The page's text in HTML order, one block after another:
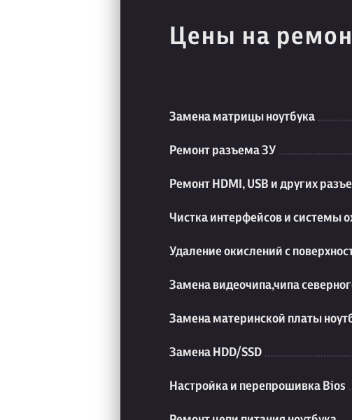
Цены на
Замена матрицы ноутбука
Ремонт разъема ЗУ
Ремонт HDMI, USB и других
Чистка интерфейсов и системы
Удаление окислений с
Замена видеочипа,чипа
Замена материнской платы
Замена HDD/SSD
Настройка и перепрошивка Bios